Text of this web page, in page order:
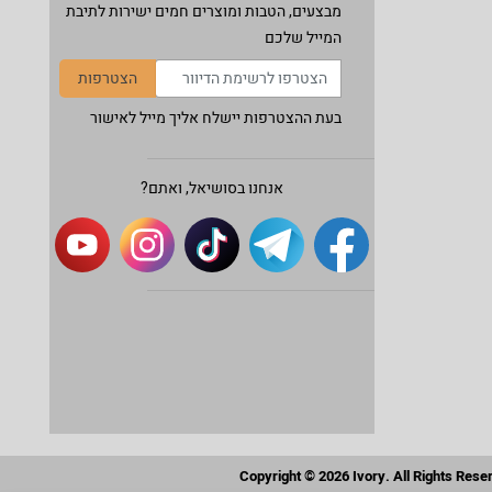
מבצעים, הטבות ומוצרים חמים ישירות לתיבת
המייל שלכם
הצטרפות
בעת ההצטרפות יישלח אליך מייל לאישור
אנחנו בסושיאל, ואתם?
Copyright © 2026 Ivory. All Rights